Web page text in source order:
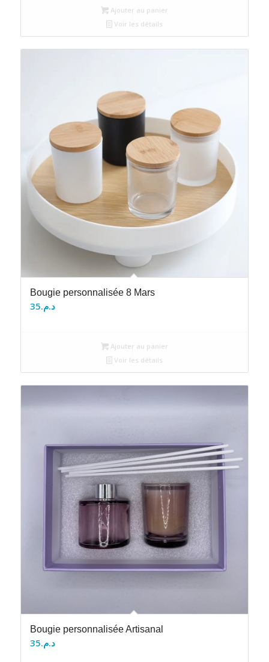
Ajouter au panier
Voir les détails
Bougie personnalisée 8 Mars
د.م.35
Ajouter au panier
Voir les détails
Bougie personnalisée Artisanal
د.م.35